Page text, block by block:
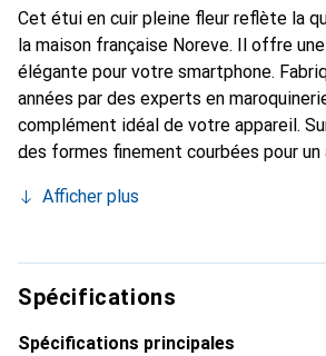
Cet étui en cuir pleine fleur reflète la
la maison française Noreve. Il offre
élégante pour votre smartphone.
années par des experts en
complément idéal de votre appareil.
des formes finement courbées pour
smartphone. La marque Noreve est
toujours un bon choix pour le client
Afficher plus
Spécifications
Spécifications principales